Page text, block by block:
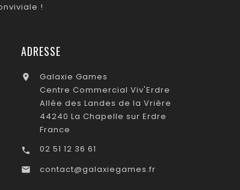
!
ADRESSE

Galaxie Games
Centre Commercial Viv'Erdre
Allée des Landes de la Vrière
44240 La Chapelle sur Erdre
France
 02 51 12 36 61
 contact@galaxiegames.fr